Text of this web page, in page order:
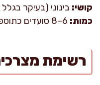
קושי: בינוני (בעיקר בגלל
כמות:
רשימת